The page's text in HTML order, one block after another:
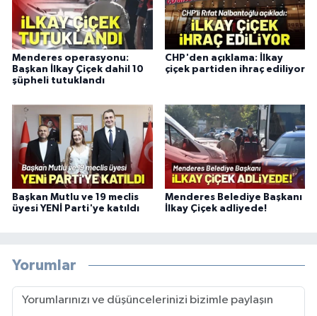
Menderes operasyonu:
Başkan İlkay Çiçek dahil 10
şüpheli tutuklandı
CHP'den açıklama: İlkay
çiçek partiden ihraç ediliyor
Başkan Mutlu ve 19 meclis
üyesi YENİ Parti'ye katıldı
Menderes Belediye Başkanı
İlkay Çiçek adliyede!
Yorumlar